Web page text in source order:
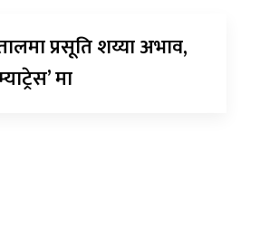
प्रसूति शय्या अभाव,
मा